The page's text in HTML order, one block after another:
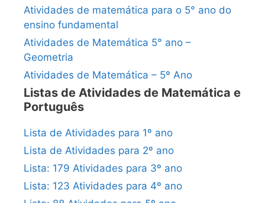
Atividades de matemática para o 5° ano do
ensino fundamental
Atividades de Matemática 5° ano –
Geometria
Atividades de Matemática – 5º Ano
Listas de Atividades de Matemática e
Português
Lista de Atividades para 1º ano
Lista de Atividades para 2º ano
Lista: 179 Atividades para 3º ano
Lista: 123 Atividades para 4º ano